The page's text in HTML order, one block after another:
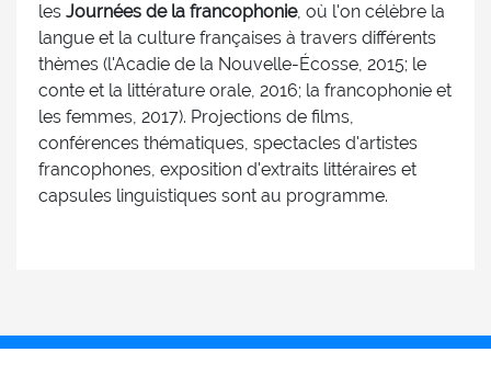
les Journées de la francophonie, où l'on célèbre la
langue et la culture françaises à travers différents
thèmes (l'Acadie de la Nouvelle-Écosse, 2015; le
conte et la littérature orale, 2016; la francophonie et
les femmes, 2017). Projections de films,
conférences thématiques, spectacles d'artistes
francophones, exposition d'extraits littéraires et
capsules linguistiques sont au programme.